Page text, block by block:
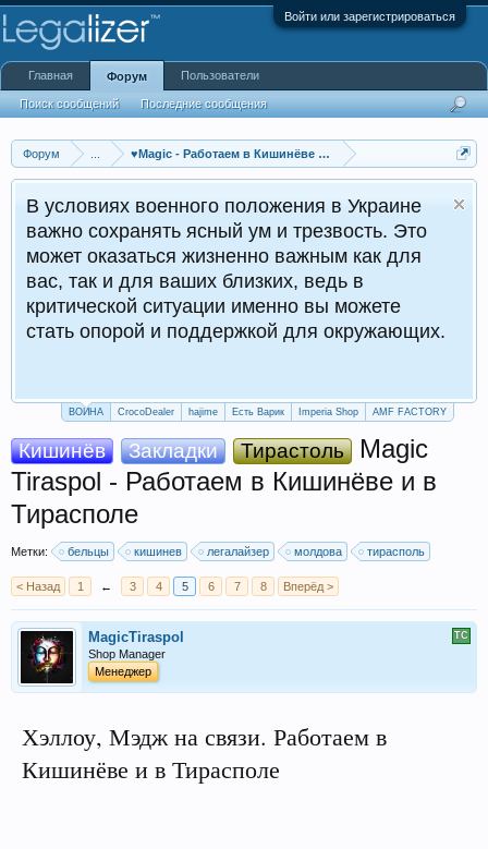
Войти или зарегистрироваться
Форум ♥Мagiс - Работаем в Кишинёве и в Тирасполе♥
В условиях военного положения в Украине
важно сохранять ясный ум и трезвость. Это
может оказаться жизненно важным как для
вас, так и для ваших близких, ведь в
критической ситуации именно вы можете
стать опорой и поддержкой для окружающих.
ВОЙНА CrocoDealer hajime Есть Варик Imperia Shop AMF FACTORY
Кишинёв Закладки Тирастоль
Мagiс
Tiraspol - Работаем в Кишинёве и в
Тирасполе
Метки: бельцы кишинев легалайзер молдова тирасполь
< Назад 1 ← 3 4 5 6 7 8 Вперёд >
MagicTiraspol
Shop Manager
Менеджер
Хэллоу, Мэдж на связи. Работаем в
Кишинёве и в Тирасполе
Главная Форум
Поиск сообщений Последние сообщения
Пользователи